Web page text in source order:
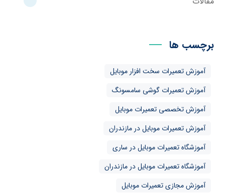
برچسب ها
آموزش تعمیرات سخت افزار موبایل
آموزش تعمیرات گوشی سامسونگ
آموزش تخصصی تعمیرات موبایل
آموزش تعمیرات موبایل در مازندران
آموزشگاه تعمیرات موبایل در ساری
آموزشگاه تعمیرات موبایل در مازندران
آموزش مجازی تعمیرات موبایل